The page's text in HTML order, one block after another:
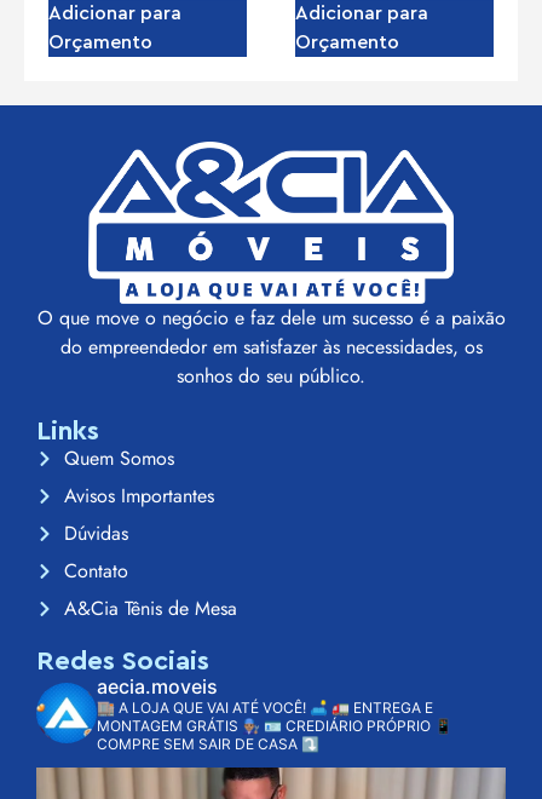
Adicionar para
Orçamento
Adicionar para
Orçamento
O que move o negócio e faz dele um sucesso é a paixão
do empreendedor em satisfazer às necessidades, os
sonhos do seu público.
Links
Quem Somos
Avisos Importantes
Dúvidas
Contato
A&Cia Tênis de Mesa
Redes Sociais
aecia.moveis
🏬 A LOJA QUE VAI ATÉ VOCÊ! 🛋️ 🚛 ENTREGA E
MONTAGEM GRÁTIS 👨🏽‍🔧 🪪 CREDIÁRIO PRÓPRIO 📱
COMPRE SEM SAIR DE CASA ⤵️